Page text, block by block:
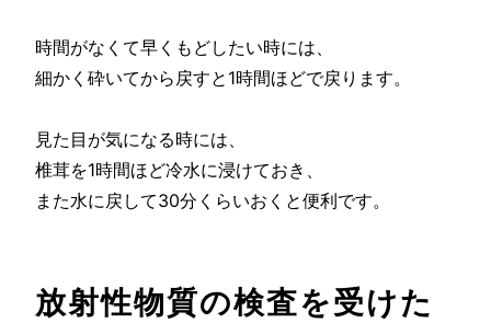
時間がなくて早くもどしたい時には、
細かく砕いてから戻すと1時間ほどで戻ります。
見た目が気になる時には、
椎茸を1時間ほど冷水に浸けておき、
また水に戻して30分くらいおくと便利です。
放射性物質の検査を受けた